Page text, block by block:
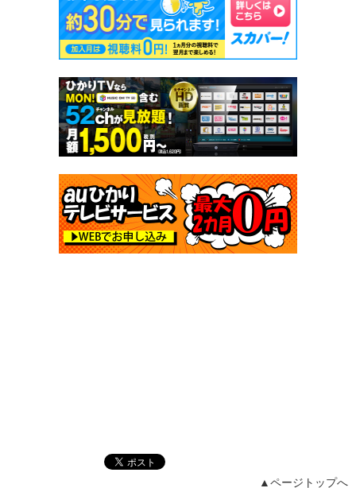
▲ページトップへ